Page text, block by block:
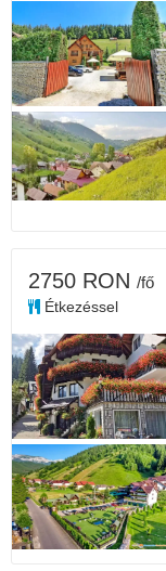
2750 RON /fő
Étkezéssel